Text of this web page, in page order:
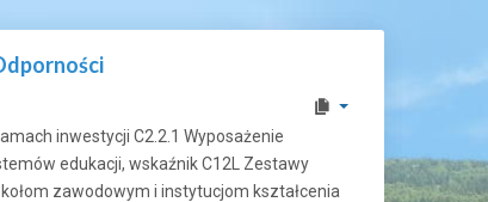
inwestycji C2.2.1 Wyposażenie
edukacji, wskaźnik C12L Zestawy
zawodowym i instytucjom kształcenia